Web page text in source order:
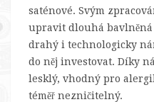
saténové. Svým
upravit dlouhá
drahý i technologicky
do něj investovat. Díky
lesklý, vhodný pro
téměř nezničitelný.